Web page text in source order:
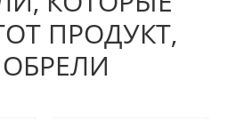
ПРОДУКТ,